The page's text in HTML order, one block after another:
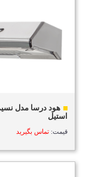
استیل
قیمت: تماس بگیرید